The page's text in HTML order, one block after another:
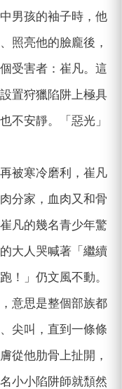
男孩的袖子時，他
照亮他的臉龐後，
受害者：崔凡。這
置狩獵陷阱上極具
安靜。「惡光」
被寒冷磨利，崔凡
分家，血肉又和骨
凡的幾名青少年驚
大人哭喊著「繼續
！」仍文風不動。
意思是整個部族都
尖叫，直到一條條
從他肋骨上扯開，
小小陷阱師就頹然